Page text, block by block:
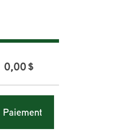
0,00$
Paiement